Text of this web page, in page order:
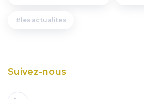
les actualites
Suivez-nous